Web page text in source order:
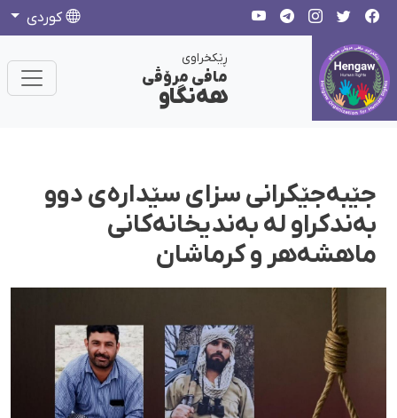
كوردی
ڕێکخراوی
مافی مرۆڤی
هەنگاو
جێبەجێکرانی سزای سێدارەی دوو
بەندکراو لە بەندیخانەکانی
ماهشەهر و کرماشان